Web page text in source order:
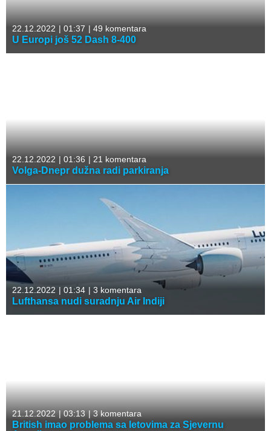
22.12.2022 | 01:37 | 49 komentara
U Europi još 52 Dash 8-400
22.12.2022 | 01:36 | 21 komentara
Volga-Dnepr dužna radi parkiranja
22.12.2022 | 01:34 | 3 komentara
Lufthansa nudi suradnju Air Indiji
21.12.2022 |03:13 |3 komentara
British imao problema sa letovima za Sjevernu